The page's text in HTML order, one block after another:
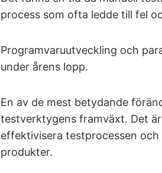
process som ofta ledde till fel
Programvaruutveckling och
under årens lopp.
En av de mest betydande
testverktygens framväxt. Det
effektivisera testprocessen
produkter.